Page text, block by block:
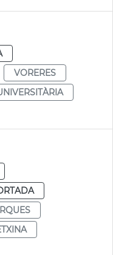
VORERES